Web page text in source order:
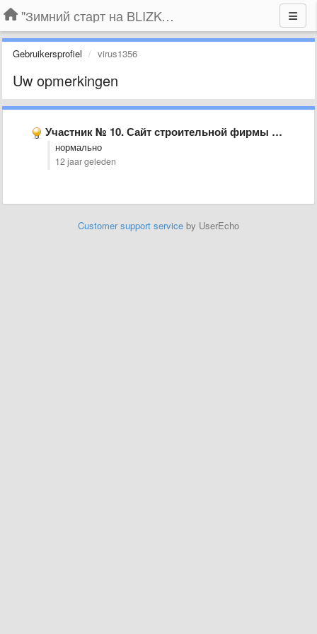
"Зимний старт на BLIZKO.ru". Конкурс компаний
Gebruikersprofiel virus1356
Uw opmerkingen
Участник № 10. Сайт строительной фирмы “Формула Качества”, г. Воронеж
нормально
12 jaar geleden
Customer support service by UserEcho